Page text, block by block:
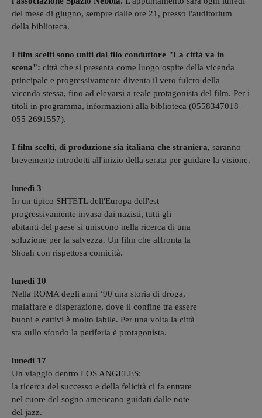
del mese di giugno, sempre dalle ore 21, presso l'auditorium
della biblioteca.
I film scelti sono uniti dal filo conduttore "La città va in
scena": città che si presenta come luogo ospite della vicenda
principale e progressivamente diventa il vero fulcro della
vicenda stessa, fino ad elevarsi a reale protagonista del film. Per i
titoli in programma, informazioni alla biblioteca (0558347018 –
055 2691557).
I film scelti, di produzione sia italiana che straniera, saranno
brevemente introdotti all'inizio della serata per guidare la visione.
lunedì 3
In un tipico SHTETL dell'Europa dell'est
progressivamente invasa dai nazisti, tutti gli
abitanti del paese si uniscono nella ricerca di una
soluzione per la salvezza. Un film che affronta la
Shoah con rispettosa comicità.
lunedì 10
Nella ROMA degli anni ʻ90 una storia di droga,
malaffare e disperazione, dove il confine tra essere
buoni e cattivi è molto labile. Per una volta la città
sta sullo sfondo la periferia è protagonista.
lunedì 17
Un viaggio dentro LOS ANGELES:
la ricerca del successo e della felicità ci fa entrare
nel cuore del sogno americano guidati dalle note
del jazz.